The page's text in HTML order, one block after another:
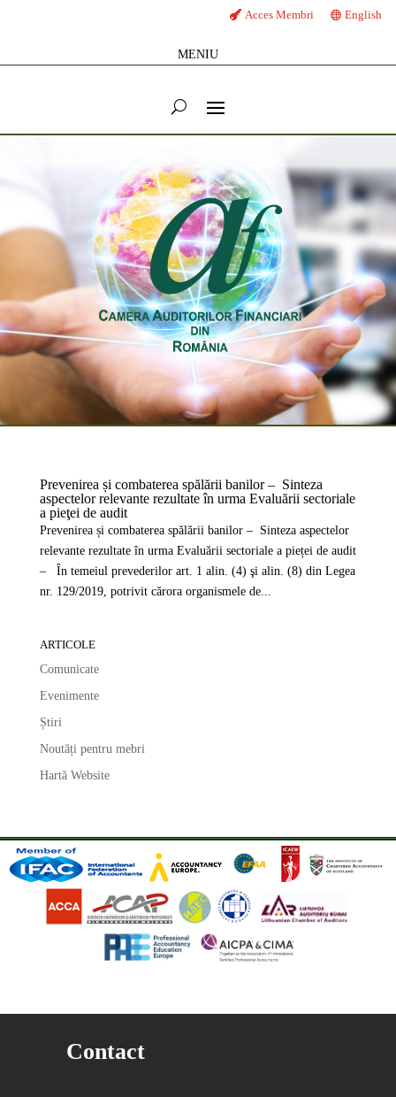
Acces Membri English
MENIU
Prevenirea și combaterea spălării banilor – Sinteza
aspectelor relevante rezultate în urma Evaluării sectoriale
a pieţei de audit
Prevenirea și combaterea spălării banilor – Sinteza aspectelor
relevante rezultate în urma Evaluării sectoriale a pieței de audit
– În temeiul prevederilor art. 1 alin. (4) şi alin. (8) din Legea
nr. 129/2019, potrivit cărora organismele de...
ARTICOLE
Comunicate
Evenimente
Știri
Noutăți pentru mebri
Hartă Website
Contact